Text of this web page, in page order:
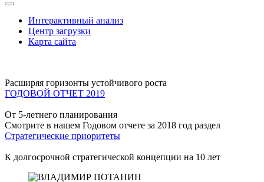
Интерактивный анализ
Центр загрузки
Карта сайта
Расширяя горизонты устойчивого роста
ГОДОВОЙ ОТЧЕТ 2019
От 5-летнего планирования
Смотрите в нашем Годовом отчете за 2018 год раздел
Стратегические приоритеты
К долгосрочной стратегической концепции на 10 лет